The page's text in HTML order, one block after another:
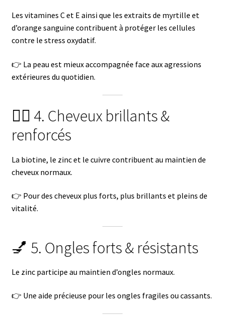
Les vitamines C et E ainsi que les extraits de myrtille et
d’orange sanguine contribuent à protéger les cellules
contre le stress oxydatif.
👉 La peau est mieux accompagnée face aux agressions
extérieures du quotidien.
💇‍♀️ 4. Cheveux brillants &
renforcés
La biotine, le zinc et le cuivre contribuent au maintien de
cheveux normaux.
👉 Pour des cheveux plus forts, plus brillants et pleins de
vitalité.
💅 5. Ongles forts & résistants
Le zinc participe au maintien d’ongles normaux.
👉 Une aide précieuse pour les ongles fragiles ou cassants.